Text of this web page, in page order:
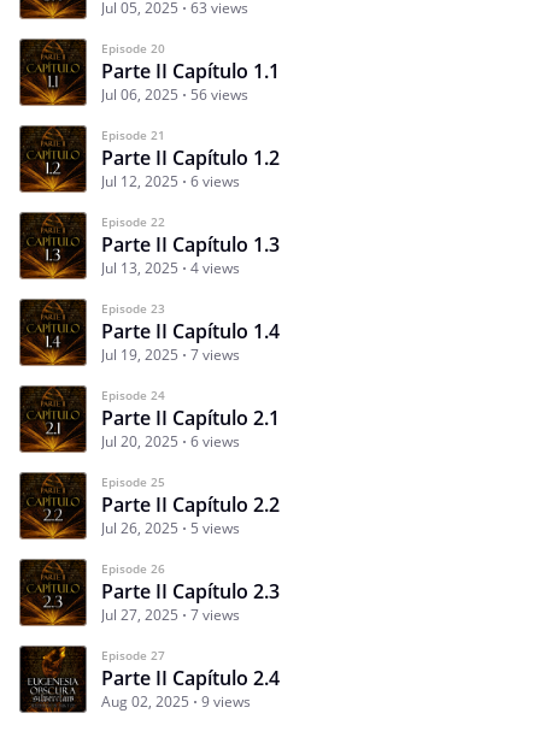
Jul 05, 2025 63 views
Episode 20
Parte II Capítulo 1.1
Jul 06, 2025 56 views
Episode 21
Parte II Capítulo 1.2
Jul 12, 2025 6 views
Episode 22
Parte II Capítulo 1.3
Jul 13, 2025 4 views
Episode 23
Parte II Capítulo 1.4
Jul 19, 2025 7 views
Episode 24
Parte II Capítulo 2.1
Jul 20, 2025 6 views
Episode 25
Parte II Capítulo 2.2
Jul 26, 2025 5 views
Episode 26
Parte II Capítulo 2.3
Jul 27, 2025 7 views
Episode 27
Parte II Capítulo 2.4
Aug 02, 2025 9 views